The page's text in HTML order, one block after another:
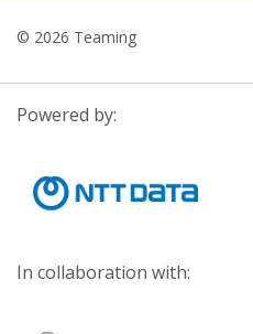
© 2026 Teaming
Powered by:
In collaboration with: